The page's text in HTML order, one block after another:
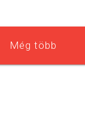
Még több